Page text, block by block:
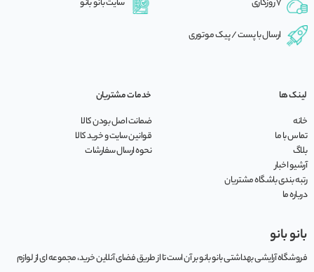
7 روزکاری سایت بانو بانو
ارسال با پست / پیک موتوری
لینک ها
خانه
تماس با ما
بلاگ
آرشیو اخبار
رتبه بندی باشگاه مشتریان
درباره ما
خدمات مشتریان
ضمانت اصل بودن کالا
قوانین سایت و خرید کالا
نحوه ارسال سفارشات
بانو بانو
فروشگاه آرایشی بهداشتی بانو بانو بر آن است تا از طریق فضای آنلاین خرید، مجموعه‌ ای از لوازم